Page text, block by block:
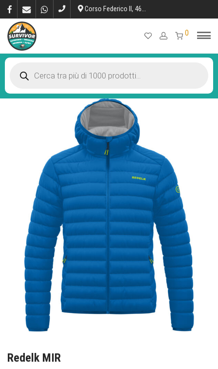
Corso Federico II, 46, L’Aquila
0
search
Redelk MIR